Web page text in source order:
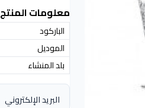
معلومات المنتج
الباركود
الموديل
بلد المنشاء
البريد الإلكتروني